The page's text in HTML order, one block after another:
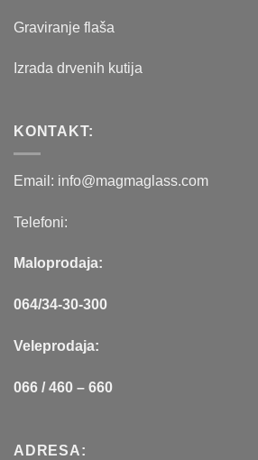
Graviranje flaša
Izrada drvenih kutija
KONTAKT:
Email: info@magmaglass.com
Telefoni:
Maloprodaja:
064/34-30-300
Veleprodaja:
066 / 460 – 660
ADRESA: